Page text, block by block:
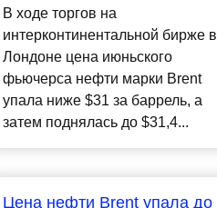
В ходе торгов на
интерконтинентальной бирже в
Лондоне цена июньского
фьючерса нефти марки Brent
упала ниже $31 за баррель, а
затем поднялась до $31,4...
Цена нефти Brent упала до